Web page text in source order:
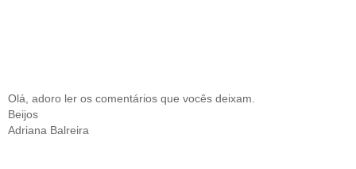
Olá, adoro ler os comentários que vocês deixam.
Beijos
Adriana Balreira